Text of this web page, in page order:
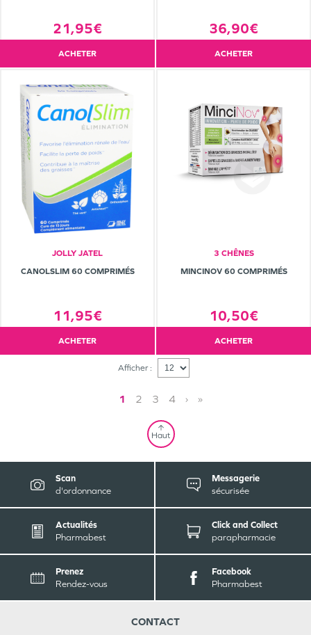
21,95€
ACHETER
36,90€
ACHETER
JOLLY JATEL
CANOLSLIM 60 COMPRIMÉS
11,95€
ACHETER
3 CHÊNES
MINCINOV 60 COMPRIMÉS
10,50€
ACHETER
Afficher :
1 2 3 4 › »
Haut
Scan
d'ordonnance
Messagerie
sécurisée
Actualités
Pharmabest
Click and Collect
parapharmacie
Prenez
Rendez-vous
Facebook
Pharmabest
CONTACT